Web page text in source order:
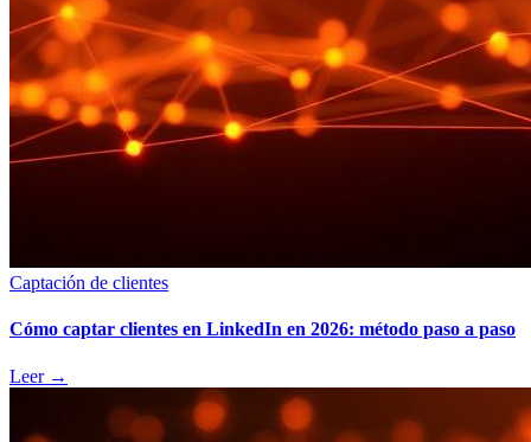
Captación de clientes
Cómo captar clientes en LinkedIn en 2026: método paso a paso
Leer →